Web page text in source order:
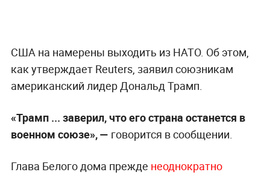
США на намерены выходить из НАТО. Об этом,
как утверждает Reuters, заявил союзникам
американский лидер Дональд Трамп.
«Трамп ... заверил, что его страна останется в
военном союзе», — говорится в сообщении.
Глава Белого дома прежде неоднократно